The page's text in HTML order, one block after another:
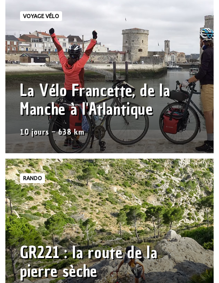
VOYAGE VÉLO
La Vélo Francette, de la
Manche à l'Atlantique
10 jours – 638 km
RANDO
GR221 : la route de la
pierre sèche